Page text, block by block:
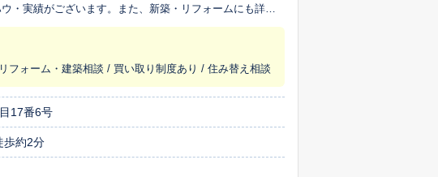
・実績がございます。また、新築・リフォームにも詳し
案させて頂きます。
フォーム・建築相談 / 買い取り制度あり / 住み替え相談
17番6号
歩約2分